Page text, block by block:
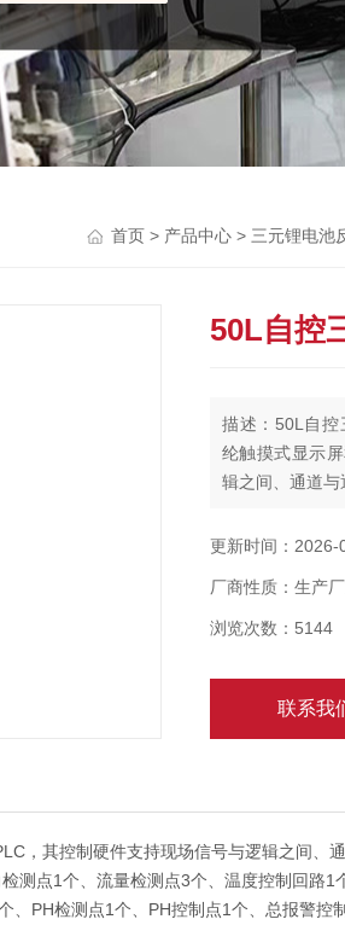
首页 > 产品中心 > 三元锂电池
50L自控
描述：50L自控
纶触摸式显示
辑之间、通道与
更新时间：2026-
厂商性质：生产
浏览次数：5144
联系我
其控制硬件支持现场信号与逻辑之间、
测点1个、流量检测点3个、温度控制回路
PH检测点1个、PH控制点1个、总报警控